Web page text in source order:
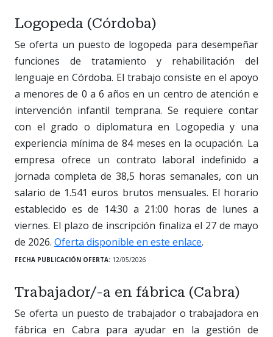
Logopeda (Córdoba)
Se oferta un puesto de logopeda para desempeñar
funciones de tratamiento y rehabilitación del
lenguaje en Córdoba. El trabajo consiste en el apoyo
a menores de 0 a 6 años en un centro de atención e
intervención infantil temprana. Se requiere contar
con el grado o diplomatura en Logopedia y una
experiencia mínima de 84 meses en la ocupación. La
empresa ofrece un contrato laboral indefinido a
jornada completa de 38,5 horas semanales, con un
salario de 1.541 euros brutos mensuales. El horario
establecido es de 14:30 a 21:00 horas de lunes a
viernes. El plazo de inscripción finaliza el 27 de mayo
de 2026. Oferta disponible en este enlace.
FECHA PUBLICACIÓN OFERTA: 12/05/2026
Trabajador/-a en fábrica (Cabra)
Se oferta un puesto de trabajador o trabajadora en
fábrica en Cabra para ayudar en la gestión de